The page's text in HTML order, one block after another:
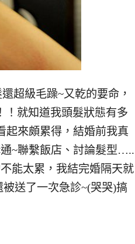
超級毛躁~又乾的要命，
就知道我頭髮狀態有多
起來頗累得，結婚前我真
~聯繫飯店、討論髮型…..
能太累，我結完婚隔天就
送了一次急診~(哭哭)搞